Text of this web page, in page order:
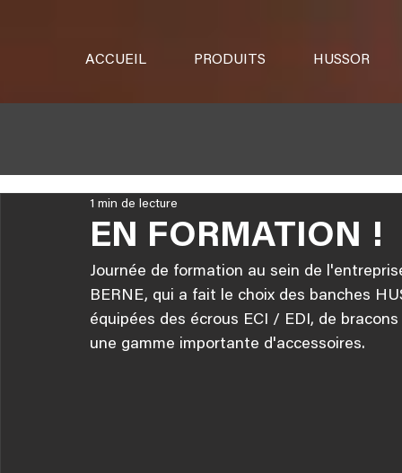
ACCUEIL PRODUITS HUSSOR
EN FORMATION !
1 min de lecture
Journée de formation au sein de
BERNE, qui a fait le choix des banches
équipées des écrous ECI / EDI, de
une gamme importante d'accessoires.